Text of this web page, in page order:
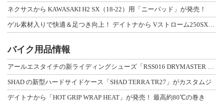
ネクサスから KAWASAKI H2 SX（18-22）用「ニーパッド」が発売！
ゲル素材入りで快適＆足つき向上！ デイトナから Vストローム250SX用「快適ロ
バイク用品情報
アールエスタイチの新ライディングシューズ「RSS016 DRYMASTER スト
SHAD の新型ハードサイドケース「SHAD TERRA TR27」がカスタムジ
デイトナから「HOT GRIP WRAP HEAT」が発売！ 最高約80℃の巻き